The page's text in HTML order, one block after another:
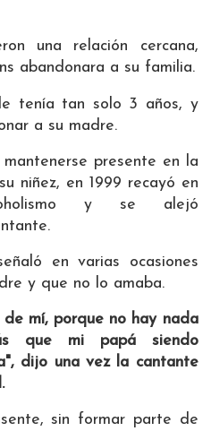
una relación cercana,
abandonara a su familia.
tenía tan solo 3 años, y
a su madre.
presente en la
niñez, en 1999 recayó en
y se alejó
en varias ocasiones
y que no lo amaba.
mí, porque no hay nada
que mi papá siendo
dijo una vez la cantante
sin formar parte de